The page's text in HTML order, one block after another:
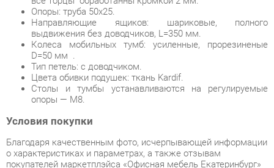
Тип петель: с доводчиком.
Цвета обивки подушек: ткань Kardif.
Столы и тумбы устанавливаются на регулируемые
опоры — М8.
Условия покупки
Благодаря качественным фото, исчерпывающей информации
о характеристиках и параметрах, а также отзывам
покупателей маркетплэйса «Офисная мебель Екатеринбург»
CONCEPT CN.PT-005 B/W Кобо Белый» категории Тумбы
по цене со скидкой и гарантией от производителя не
составит труда.